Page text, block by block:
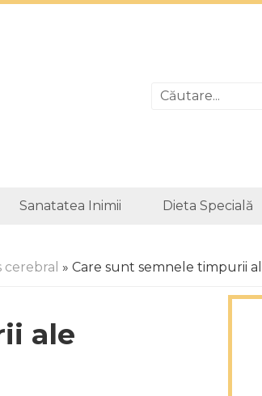
Sanatatea Inimii Dieta Specială
» Care sunt semnele timpurii
ale